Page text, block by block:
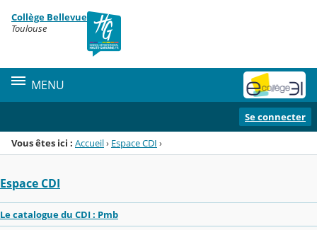
Menu de la rubrique
Contenu
Collège Bellevue
Toulouse
MENU
Se connecter
Vous êtes ici : Accueil› Espace CDI ›
Espace CDI
Le catalogue du CDI : Pmb